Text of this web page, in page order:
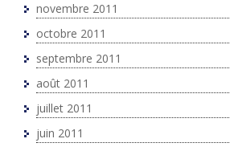
novembre 2011
octobre 2011
septembre 2011
août 2011
juillet 2011
juin 2011